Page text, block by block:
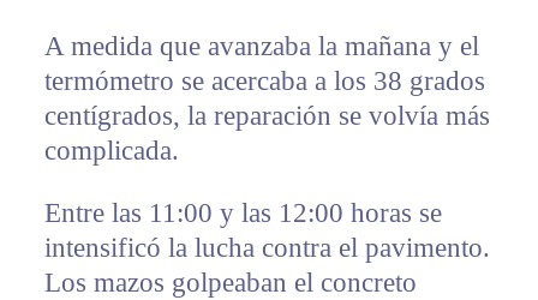
A medida que avanzaba la mañana y el
termómetro se acercaba a los 38 grados
centígrados, la reparación se volvía más
complicada.
Entre las 11:00 y las 12:00 horas se
intensificó la lucha contra el pavimento.
Los mazos golpeaban el concreto